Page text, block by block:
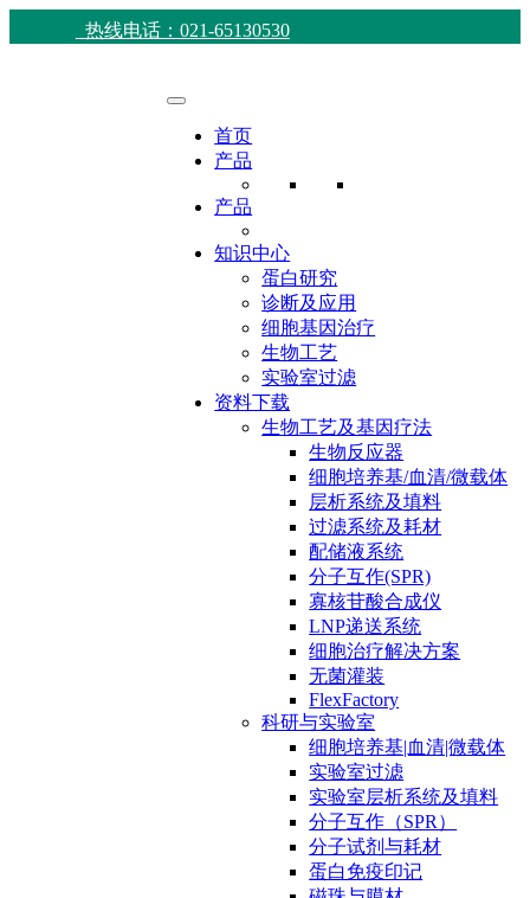
热线电话：021-65130530
首页
产品
产品
知识中心
蛋白研究
诊断及应用
细胞基因治疗
生物工艺
实验室过滤
资料下载
生物工艺及基因疗法
生物反应器
细胞培养基/血清/微载体
层析系统及填料
过滤系统及耗材
配储液系统
分子互作(SPR)
寡核苷酸合成仪
LNP递送系统
细胞治疗解决方案
无菌灌装
FlexFactory
科研与实验室
细胞培养基|血清|微载体
实验室过滤
实验室层析系统及填料
分子互作（SPR）
分子试剂与耗材
蛋白免疫印记